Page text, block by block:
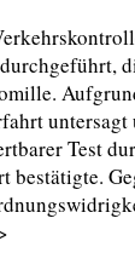
Test
bestätigte.